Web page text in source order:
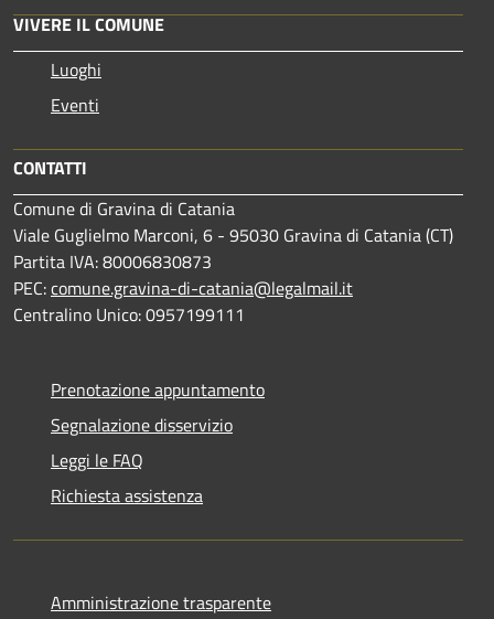
VIVERE IL COMUNE
Luoghi
Eventi
CONTATTI
Comune di Gravina di Catania
Viale Guglielmo Marconi, 6 - 95030 Gravina di Catania (CT)
Partita IVA: 80006830873
PEC:comune.gravina-di-catania@legalmail.it
Centralino Unico: 0957199111
Prenotazione appuntamento
Segnalazione disservizio
Leggi le FAQ
Richiesta assistenza
Amministrazione trasparente